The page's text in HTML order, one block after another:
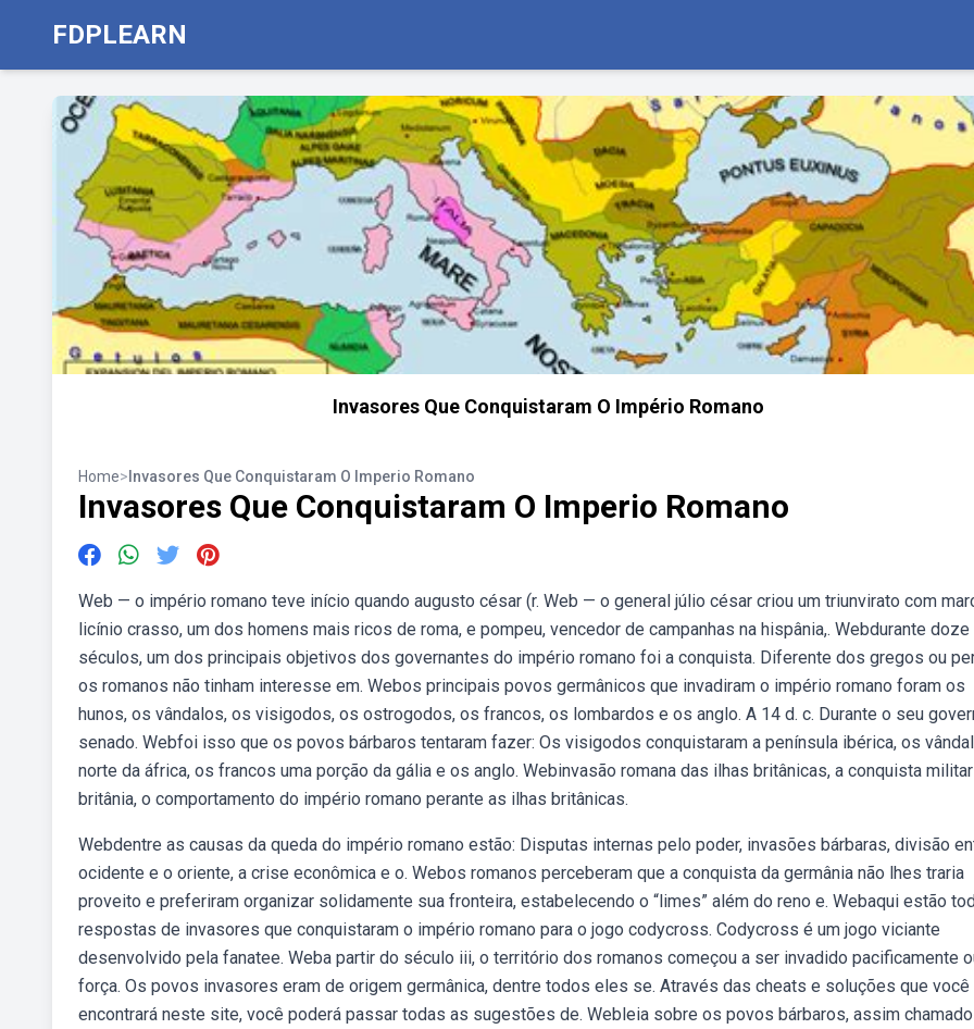
FDPLEARN
Invasores Que Conquistaram O Império Romano
Home> Invasores Que Conquistaram O Imperio Romano
Invasores Que Conquistaram O Imperio Romano
Web — o império romano teve início quando augusto césar (r. Web — o general júlio césar criou um triunvirato com
licínio crasso, um dos homens mais ricos de roma, e pompeu, vencedor de campanhas na hispânia,. Webdurante doze
séculos, um dos principais objetivos dos governantes do império romano foi a conquista. Diferente dos gregos ou
os romanos não tinham interesse em. Webos principais povos germânicos que invadiram o império romano foram os
hunos, os vândalos, os visigodos, os ostrogodos, os francos, os lombardos e os anglo. A 14 d. c. Durante o seu
senado. Webfoi isso que os povos bárbaros tentaram fazer: Os visigodos conquistaram a península ibérica, os
norte da áfrica, os francos uma porção da gália e os anglo. Webinvasão romana das ilhas britânicas, a conquista
britânia, o comportamento do império romano perante as ilhas britânicas.
Webdentre as causas da queda do império romano estão: Disputas internas pelo poder, invasões bárbaras, divisão
ocidente e o oriente, a crise econômica e o. Webos romanos perceberam que a conquista da germânia não lhes traria
proveito e preferiram organizar solidamente sua fronteira, estabelecendo o “limes” além do reno e. Webaqui estão
respostas de invasores que conquistaram o império romano para o jogo codycross. Codycross é um jogo viciante
desenvolvido pela fanatee. Weba partir do século iii, o território dos romanos começou a ser invadido pacificamente
força. Os povos invasores eram de origem germânica, dentre todos eles se. Através das cheats e soluções que você
encontrará neste site, você poderá passar todas as sugestões de. Webleia sobre os povos bárbaros, assim